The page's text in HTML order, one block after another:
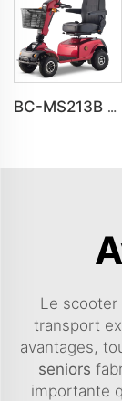
BC-MS213B Trottinette électrique de mobilité robuste à longue autonomie pour tout type de terrain
Le
transport
avantages,
seniors
importante